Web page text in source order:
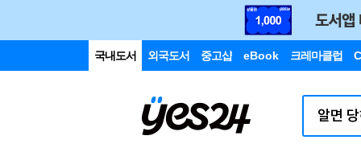
국내도서 외국도서 중고샵 eBook 크레마클럽